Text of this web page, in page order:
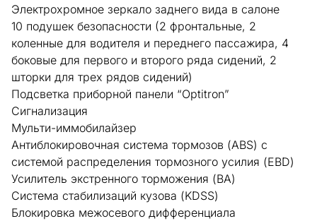
Электрохромное зеркало заднего вида в салоне
10 подушек безопасности (2 фронтальные, 2
коленные для водителя и переднего пассажира, 4
боковые для первого и второго ряда сидений, 2
шторки для трех рядов сидений)
Подсветка приборной панели “Optitron”
Сигнализация
Мульти-иммобилайзер
Антиблокировочная система тормозов (ABS) с
системой распределения тормозного усилия (EBD)
Усилитель экстренного торможения (BA)
Система стабилизаций кузова (KDSS)
Блокировка межосевого дифференциала